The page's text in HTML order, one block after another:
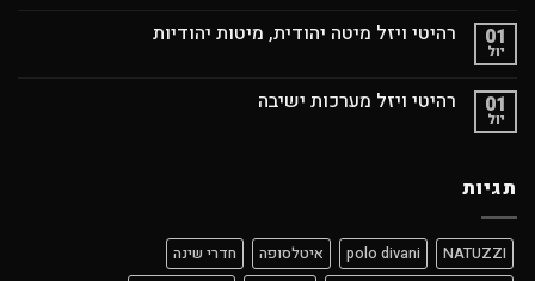
01
יול
רהיטי ויזל מיטה יהודית, מיטות יהודיות
01
יול
רהיטי ויזל מערכות ישיבה
תגיות
NATUZZI
polo divani איטלסופה
חדרי שינה